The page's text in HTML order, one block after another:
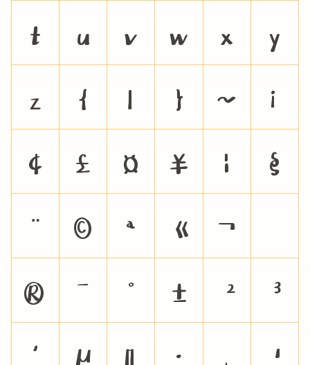
t
u v w x
y
z
{ | } ~
¡
¢
£ ¤ ¥ ¦
§
¨
© ª «
¬
®
¯ ° ± ²
³
´
µ ¶ · ¸
¹